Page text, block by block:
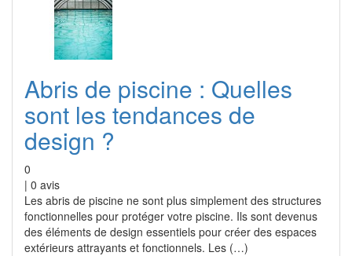
Abris de piscine : Quelles
sont les tendances de
design ?
0
| 0 avis
Les abris de piscine ne sont plus simplement des structures
fonctionnelles pour protéger votre piscine. Ils sont devenus
des éléments de design essentiels pour créer des espaces
extérieurs attrayants et fonctionnels. Les (…)